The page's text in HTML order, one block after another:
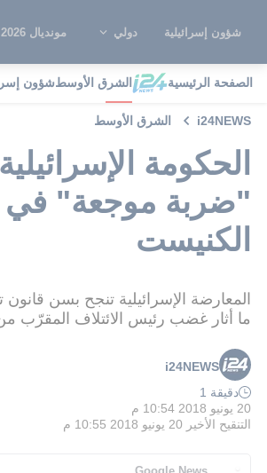
شؤون إسرائيلية دولي مونديال 2026
الصفحة الرئيسية الشرق الأوسطشؤون
i24NEWS الشرق الأوسط
الحكومة
"ضربة موجعة" في
الكنيست
المعارضة الإسرائيلية تنجح بسن
ما أثار غضب رئيس الائتلاف المقرّب من
i24NEWS
دقيقة 1
20 يونيو 2018 10:54 م
التنقيح الأخير 20 يونيو 2018 10:55 م